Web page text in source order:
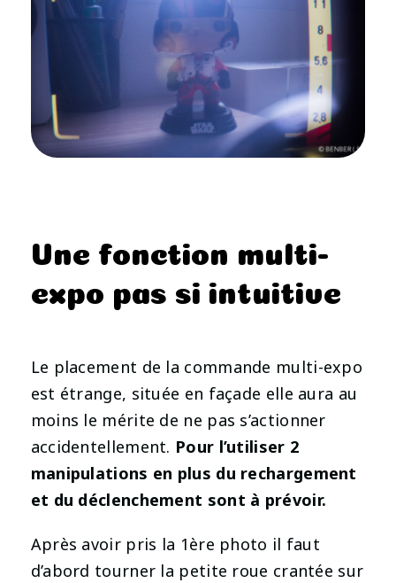
Une fonction multi-
expo pas si intuitive
Le placement de la commande multi-expo
est étrange, située en façade elle aura au
moins le mérite de ne pas s’actionner
accidentellement. Pour l’utiliser 2
manipulations en plus du rechargement
et du déclenchement sont à prévoir.
Après avoir pris la 1ère photo il faut
d’abord tourner la petite roue crantée sur